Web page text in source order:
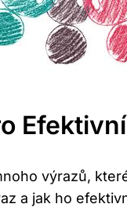
výrazů,
a jak ho